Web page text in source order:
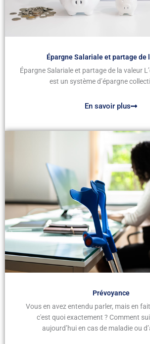
Épargne Salariale et partage de
Épargne Salariale et partage de la valeur
est un système d’épargne
En savoir plus
Prévoyance
Vous en avez entendu parler, mais en
c'est quoi exactement ? Comment
aujourd’hui en cas de maladie ou